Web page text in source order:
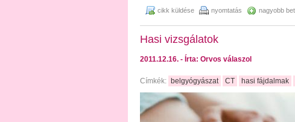
cikk küldése nyomtatás nagyobb
Hasi vizsgálatok
2011.12.16. - Írta: Orvos válaszol
Címkék: belgyógyászat CT hasi fájdalmak